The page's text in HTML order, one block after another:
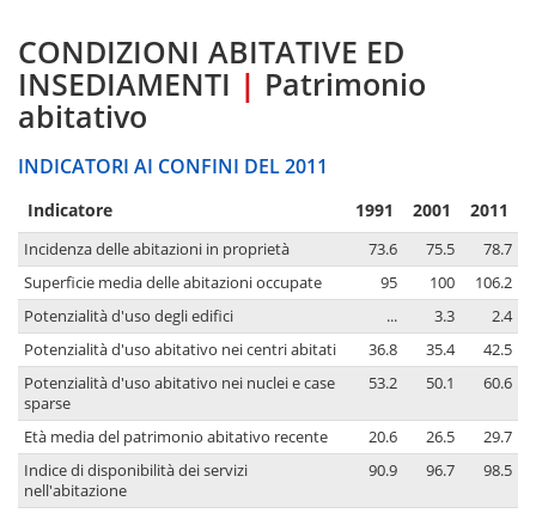
CONDIZIONI ABITATIVE ED
INSEDIAMENTI | Patrimonio
abitativo
INDICATORI AI CONFINI DEL 2011
Indicatore 1991 2001 2011
Incidenza delle abitazioni in proprietà 73.6 75.5
78.7
Superficie media delle abitazioni occupate
95 100
106.2
Potenzialità d'uso degli edifici
... 3.3
2.4
Potenzialità d'uso abitativo nei centri abitati
36.8 35.4
42.5
Potenzialità d'uso abitativo nei nuclei e case
sparse
53.2 50.1 60.6
Età media del patrimonio abitativo recente 20.6 26.5
29.7
Indice di disponibilità dei servizi
nell'abitazione
90.9 96.7 98.5